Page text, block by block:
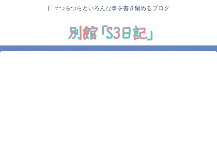
日々つらつらといろんな事を書き留めるブログ